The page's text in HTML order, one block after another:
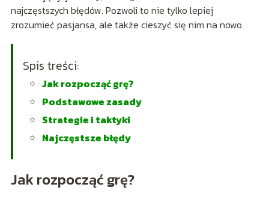
najczęstszych błędów. Pozwoli to nie tylko lepiej
zrozumieć pasjansa, ale także cieszyć się nim na nowo.
Spis treści:
Jak rozpocząć grę?
Podstawowe zasady
Strategie i taktyki
Najczęstsze błędy
Jak rozpocząć grę?